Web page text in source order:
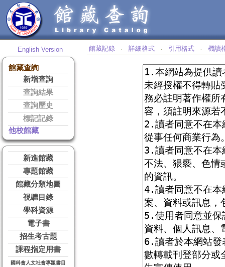
English Version
館藏查詢
新增查詢
查詢結果
查詢歷史
標記記錄
他校館藏
新進館藏
專題館藏
館藏分類地圖
視聽目錄
學科資源
電子書
招生考古題
課程指定用書
國科會人文社會專題書目
館藏記錄 ‧ 詳細格式 ‧ 引用格式 ‧ 機讀